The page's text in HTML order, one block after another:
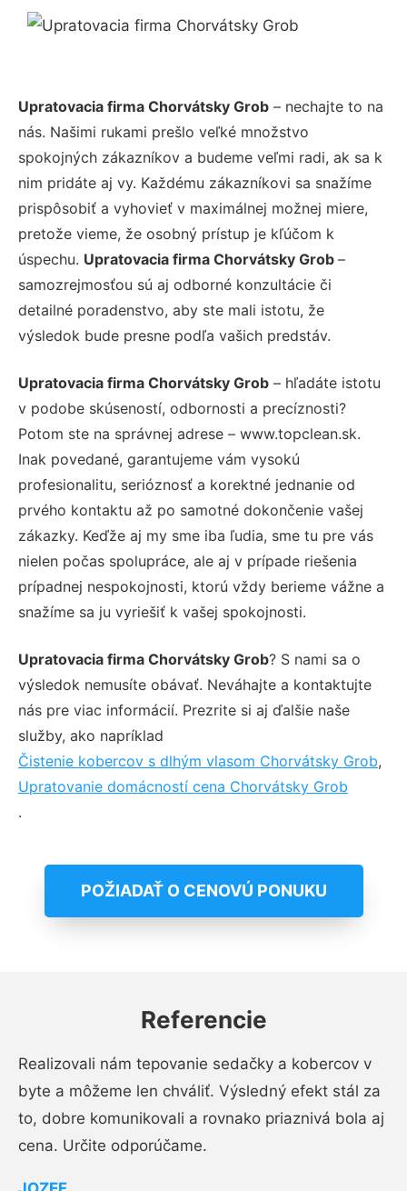
Upratovacia firma Chorvátsky Grob – nechajte to na
nás. Našimi rukami prešlo veľké množstvo
spokojných zákazníkov a budeme veľmi radi, ak sa k
nim pridáte aj vy. Každému zákazníkovi sa snažíme
prispôsobiť a vyhovieť v maximálnej možnej miere,
pretože vieme, že osobný prístup je kľúčom k
úspechu. Upratovacia firma Chorvátsky Grob –
samozrejmosťou sú aj odborné konzultácie či
detailné poradenstvo, aby ste mali istotu, že
výsledok bude presne podľa vašich predstáv.
Upratovacia firma Chorvátsky Grob – hľadáte istotu
v podobe skúseností, odbornosti a precíznosti?
Potom ste na správnej adrese – www.topclean.sk.
Inak povedané, garantujeme vám vysokú
profesionalitu, serióznosť a korektné jednanie od
prvého kontaktu až po samotné dokončenie vašej
zákazky. Keďže aj my sme iba ľudia, sme tu pre vás
nielen počas spolupráce, ale aj v prípade riešenia
prípadnej nespokojnosti, ktorú vždy berieme vážne a
snažíme sa ju vyriešiť k vašej spokojnosti.
Upratovacia firma Chorvátsky Grob? S nami sa o
výsledok nemusíte obávať. Neváhajte a kontaktujte
nás pre viac informácií. Prezrite si aj ďalšie naše
služby, ako napríklad
Čistenie kobercov s dlhým vlasom Chorvátsky Grob,
Upratovanie domácností cena Chorvátsky Grob
.
POŽIADAŤ O CENOVÚ PONUKU
Referencie
Realizovali nám tepovanie sedačky a kobercov v
byte a môžeme len chváliť. Výsledný efekt stál za
to, dobre komunikovali a rovnako priaznivá bola aj
cena. Určite odporúčame.